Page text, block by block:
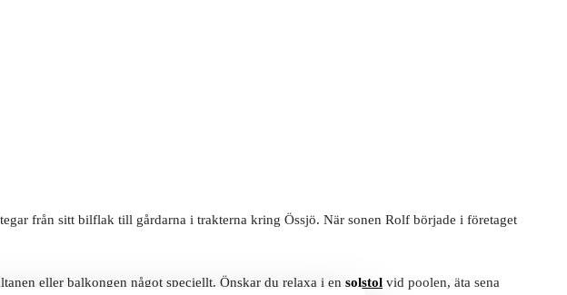
från sitt bilflak till gårdarna i trakterna kring Össjö. När sonen Rolf började i företaget
eller balkongen något speciellt. Önskar du relaxa i en solstol vid poolen, äta sena